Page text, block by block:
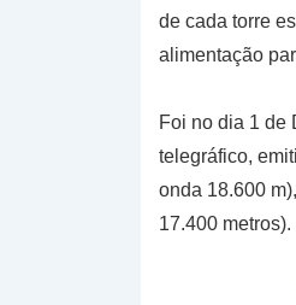
de cada torre
alimentação
Foi no dia 1 de
telegráfico,
onda 18.600
17.400 metros).